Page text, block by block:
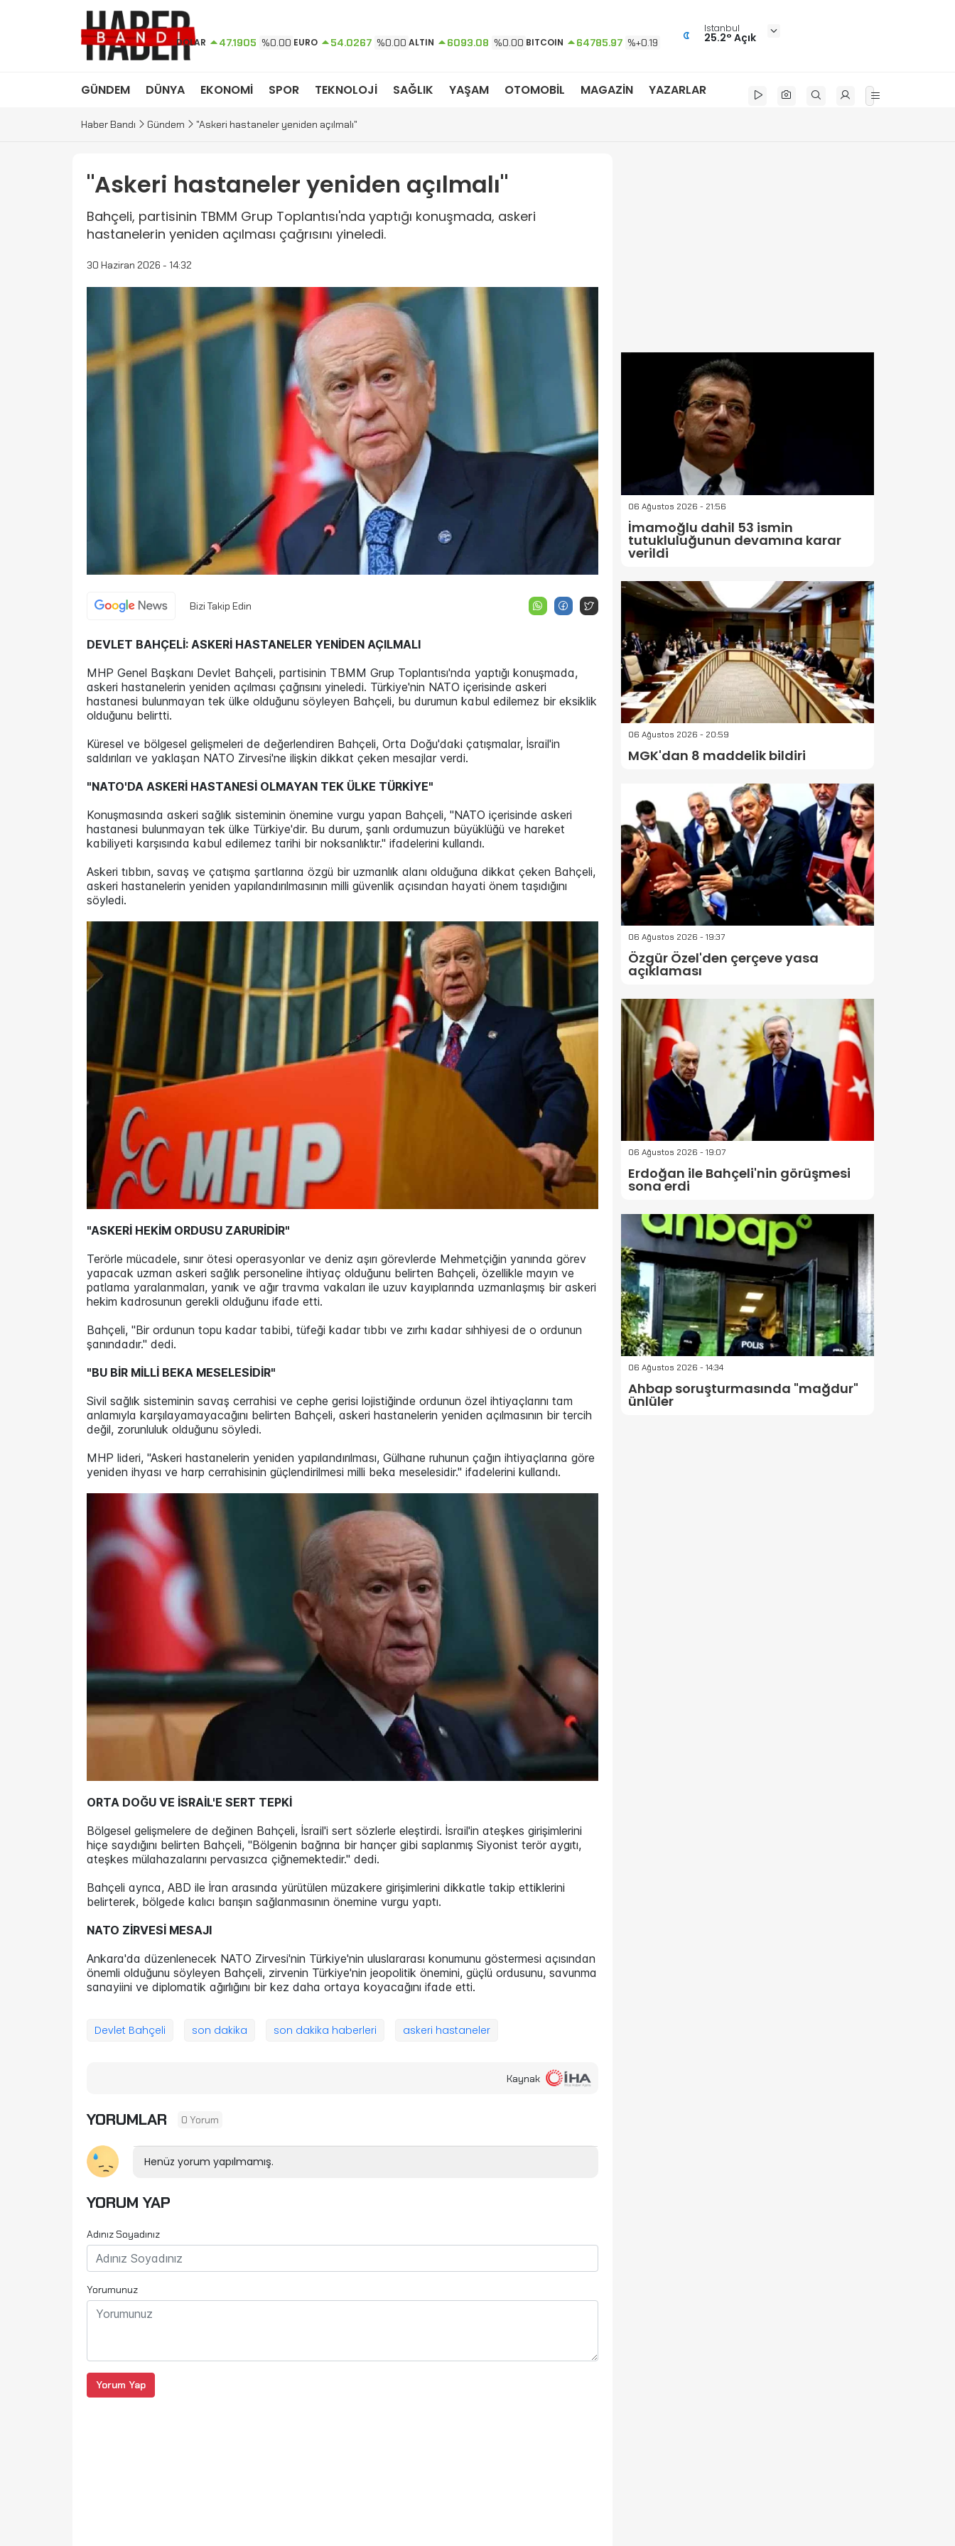
DOLAR 47.1905 %0.00 EURO 54.0267 %0.00 ALTIN 6093.08 %0.00 BITCOIN 64785.97 %+0.19
Istanbul
25.2° Açık
GÜNDEM DÜNYA EKONOMİ SPOR TEKNOLOJİ SAĞLIK YAŞAM OTOMOBİL MAGAZİN YAZARLAR
Haber Bandı Gündem "Askeri hastaneler yeniden açılmalı"
"Askeri hastaneler yeniden açılmalı"
Bahçeli, partisinin TBMM Grup Toplantısı'nda yaptığı konuşmada, askeri
hastanelerin yeniden açılması çağrısını yineledi.
30 Haziran 2026 - 14:32
Bizi Takip Edin
DEVLET BAHÇELİ: ASKERİ HASTANELER YENİDEN AÇILMALI
MHP Genel Başkanı Devlet Bahçeli, partisinin TBMM Grup Toplantısı'nda yaptığı konuşmada,
askeri hastanelerin yeniden açılması çağrısını yineledi. Türkiye'nin NATO içerisinde askeri
hastanesi bulunmayan tek ülke olduğunu söyleyen Bahçeli, bu durumun kabul edilemez bir eksiklik
olduğunu belirtti.
Küresel ve bölgesel gelişmeleri de değerlendiren Bahçeli, Orta Doğu'daki çatışmalar, İsrail'in
saldırıları ve yaklaşan NATO Zirvesi'ne ilişkin dikkat çeken mesajlar verdi.
"NATO'DA ASKERİ HASTANESİ OLMAYAN TEK ÜLKE TÜRKİYE"
Konuşmasında askeri sağlık sisteminin önemine vurgu yapan Bahçeli, "NATO içerisinde askeri
hastanesi bulunmayan tek ülke Türkiye'dir. Bu durum, şanlı ordumuzun büyüklüğü ve hareket
kabiliyeti karşısında kabul edilemez tarihi bir noksanlıktır." ifadelerini kullandı.
Askeri tıbbın, savaş ve çatışma şartlarına özgü bir uzmanlık alanı olduğuna dikkat çeken Bahçeli,
askeri hastanelerin yeniden yapılandırılmasının milli güvenlik açısından hayati önem taşıdığını
söyledi.
"ASKERİ HEKİM ORDUSU ZARURİDİR"
Terörle mücadele, sınır ötesi operasyonlar ve deniz aşırı görevlerde Mehmetçiğin yanında görev
yapacak uzman askeri sağlık personeline ihtiyaç olduğunu belirten Bahçeli, özellikle mayın ve
patlama yaralanmaları, yanık ve ağır travma vakaları ile uzuv kayıplarında uzmanlaşmış bir askeri
hekim kadrosunun gerekli olduğunu ifade etti.
Bahçeli, "Bir ordunun topu kadar tabibi, tüfeği kadar tıbbı ve zırhı kadar sıhhiyesi de o ordunun
şanındadır." dedi.
"BU BİR MİLLİ BEKA MESELESİDİR"
Sivil sağlık sisteminin savaş cerrahisi ve cephe gerisi lojistiğinde ordunun özel ihtiyaçlarını tam
anlamıyla karşılayamayacağını belirten Bahçeli, askeri hastanelerin yeniden açılmasının bir tercih
değil, zorunluluk olduğunu söyledi.
MHP lideri, "Askeri hastanelerin yeniden yapılandırılması, Gülhane ruhunun çağın ihtiyaçlarına göre
yeniden ihyası ve harp cerrahisinin güçlendirilmesi milli beka meselesidir." ifadelerini kullandı.
ORTA DOĞU VE İSRAİL'E SERT TEPKİ
Bölgesel gelişmelere de değinen Bahçeli, İsrail'i sert sözlerle eleştirdi. İsrail'in ateşkes girişimlerini
hiçe saydığını belirten Bahçeli, "Bölgenin bağrına bir hançer gibi saplanmış Siyonist terör aygıtı,
ateşkes mülahazalarını pervasızca çiğnemektedir." dedi.
Bahçeli ayrıca, ABD ile İran arasında yürütülen müzakere girişimlerini dikkatle takip ettiklerini
belirterek, bölgede kalıcı barışın sağlanmasının önemine vurgu yaptı.
NATO ZİRVESİ MESAJI
Ankara'da düzenlenecek NATO Zirvesi'nin Türkiye'nin uluslararası konumunu göstermesi açısından
önemli olduğunu söyleyen Bahçeli, zirvenin Türkiye'nin jeopolitik önemini, güçlü ordusunu, savunma
sanayiini ve diplomatik ağırlığını bir kez daha ortaya koyacağını ifade etti.
Devlet Bahçeli son dakika son dakika haberleri askeri hastaneler
Kaynak
YORUMLAR 0 Yorum
Henüz yorum yapılmamış.
YORUM YAP
Adınız Soyadınız
Yorumunuz
Yorum Yap
06 Ağustos 2026 - 21:56
İmamoğlu dahil 53 ismin
tutukluluğunun devamına karar
verildi
06 Ağustos 2026 - 20:59
MGK'dan 8 maddelik bildiri
06 Ağustos 2026 - 19:37
Özgür Özel'den çerçeve yasa
açıklaması
06 Ağustos 2026 - 19:07
Erdoğan ile Bahçeli'nin görüşmesi
sona erdi
06 Ağustos 2026 - 14:34
Ahbap soruşturmasında "mağdur"
ünlüler